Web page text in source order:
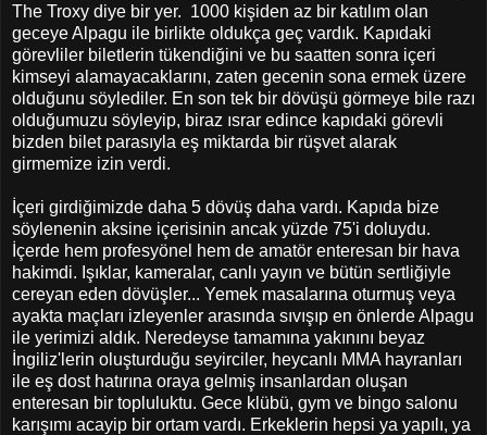
The Troxy diye bir yer. 1000 kişiden az bir katılım olan
geceye Alpagu ile birlikte oldukça geç vardık. Kapıdaki
görevliler biletlerin tükendiğini ve bu saatten sonra içeri
kimseyi alamayacaklarını, zaten gecenin sona ermek üzere
olduğunu söylediler. En son tek bir dövüşü görmeye bile razı
olduğumuzu söyleyip, biraz ısrar edince kapıdaki görevli
bizden bilet parasıyla eş miktarda bir rüşvet alarak
girmemize izin verdi.
İçeri girdiğimizde daha 5 dövüş daha vardı. Kapıda bize
söylenenin aksine içerisinin ancak yüzde 75'i doluydu.
İçerde hem profesyönel hem de amatör enteresan bir hava
hakimdi. Işıklar, kameralar, canlı yayın ve bütün sertliğiyle
cereyan eden dövüşler... Yemek masalarına oturmuş veya
ayakta maçları izleyenler arasında sıvışıp en önlerde Alpagu
ile yerimizi aldık. Neredeyse tamamına yakınını beyaz
İngiliz'lerin oluşturduğu seyirciler, heycanlı MMA hayranları
ile eş dost hatırına oraya gelmiş insanlardan oluşan
enteresan bir topluluktu. Gece klübü, gym ve bingo salonu
karışımı acayip bir ortam vardı. Erkeklerin hepsi ya yapılı, ya